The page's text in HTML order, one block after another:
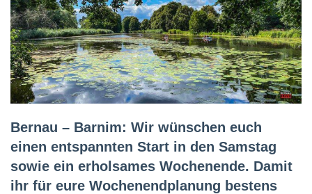
Bernau – Barnim: Wir wünschen euch
einen entspannten Start in den Samstag
sowie ein erholsames Wochenende. Damit
ihr für eure Wochenendplanung bestens